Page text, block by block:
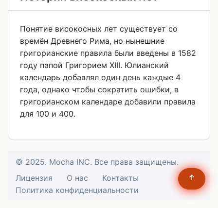
Понятие високосных лет существует со
времён Древнего Рима, но нынешние
григорианские правила были введены в 1582
году папой Григорием XIII. Юлианский
календарь добавлял один день каждые 4
года, однако чтобы сократить ошибки, в
григорианском календаре добавили правила
для 100 и 400.
© 2025. Mocha INC. Все права защищены.
Лицензия
О нас
Контакты
Политика конфиденциальности
↑